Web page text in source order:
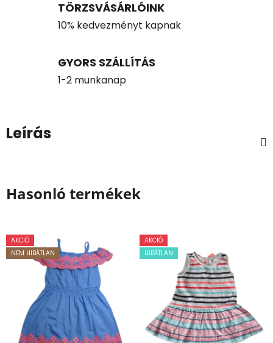
TÖRZSVÁSÁRLÓINK
10% kedvezményt kapnak
GYORS SZÁLLÍTÁS
1-2 munkanap
Leírás
Hasonló termékek
AKCIÓ
NEM HIBÁTLAN
AKCIÓ
HIBÁTLAN